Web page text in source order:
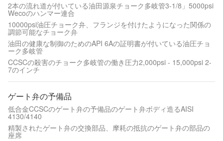
2本の流れ道が付いている油田源泉チョーク多岐管3-1/8」5000psi
Wecoのハンマー連合
10000psi油圧チョーク弁、フランジを付けたようになった関係の
調節可能なチョーク弁
油田の健康な制御のためのAPI 6Aの証明書が付いている油圧チョ
ーク多岐管
CCSCの殺害のチョーク多岐管の働き圧力2,000psi - 15,000psi 2-
7のインチ
ゲート弁の予備品
低合金CCSCのゲート弁の予備品のゲート弁ボディ造るAISI
4130/4140
精製されたゲート弁の交換部品、摩耗の抵抗のゲート弁の部品の
座席